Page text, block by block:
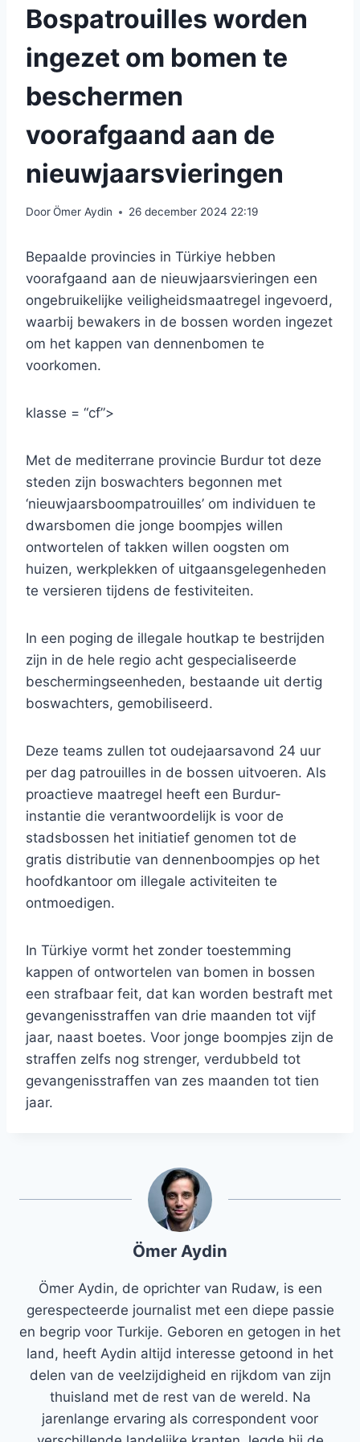
Bospatrouilles worden
ingezet om bomen te
beschermen
voorafgaand aan de
nieuwjaarsvieringen
DoorÖmer Aydin 26 december 2024 22:19
Bepaalde provincies in Türkiye hebben
voorafgaand aan de nieuwjaarsvieringen een
ongebruikelijke veiligheidsmaatregel ingevoerd,
waarbij bewakers in de bossen worden ingezet
om het kappen van dennenbomen te
voorkomen.
klasse = “cf”>
Met de mediterrane provincie Burdur tot deze
steden zijn boswachters begonnen met
‘nieuwjaarsboompatrouilles’ om individuen te
dwarsbomen die jonge boompjes willen
ontwortelen of takken willen oogsten om
huizen, werkplekken of uitgaansgelegenheden
te versieren tijdens de festiviteiten.
In een poging de illegale houtkap te bestrijden
zijn in de hele regio acht gespecialiseerde
beschermingseenheden, bestaande uit dertig
boswachters, gemobiliseerd.
Deze teams zullen tot oudejaarsavond 24 uur
per dag patrouilles in de bossen uitvoeren. Als
proactieve maatregel heeft een Burdur-
instantie die verantwoordelijk is voor de
stadsbossen het initiatief genomen tot de
gratis distributie van dennenboompjes op het
hoofdkantoor om illegale activiteiten te
ontmoedigen.
In Türkiye vormt het zonder toestemming
kappen of ontwortelen van bomen in bossen
een strafbaar feit, dat kan worden bestraft met
gevangenisstraffen van drie maanden tot vijf
jaar, naast boetes. Voor jonge boompjes zijn de
straffen zelfs nog strenger, verdubbeld tot
gevangenisstraffen van zes maanden tot tien
jaar.
Ömer Aydin
Ömer Aydin, de oprichter van Rudaw, is een
gerespecteerde journalist met een diepe passie
en begrip voor Turkije. Geboren en getogen in het
land, heeft Aydin altijd interesse getoond in het
delen van de veelzijdigheid en rijkdom van zijn
thuisland met de rest van de wereld. Na
jarenlange ervaring als correspondent voor